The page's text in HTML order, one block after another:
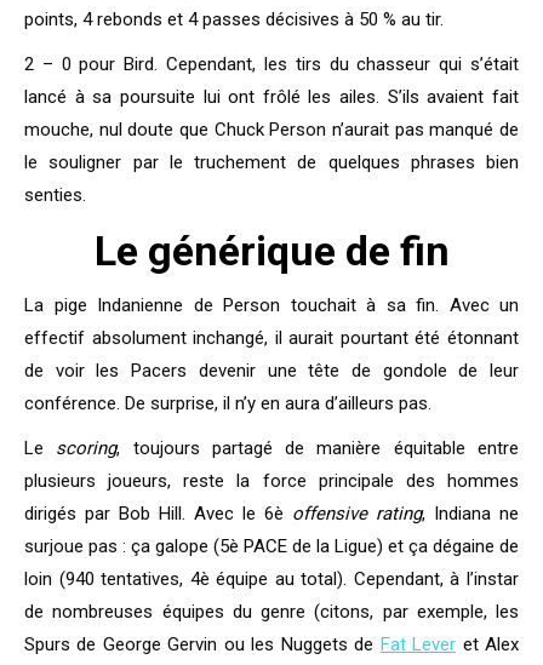
points, 4 rebonds et 4 passes décisives à 50 % au tir.
2 – 0 pour Bird. Cependant, les tirs du chasseur qui s’était
lancé à sa poursuite lui ont frôlé les ailes. S’ils avaient fait
mouche, nul doute que Chuck Person n’aurait pas manqué de
le souligner par le truchement de quelques phrases bien
senties.
Le générique de fin
La pige Indanienne de Person touchait à sa fin. Avec un
effectif absolument inchangé, il aurait pourtant été étonnant
de voir les Pacers devenir une tête de gondole de leur
conférence. De surprise, il n’y en aura d’ailleurs pas.
Le scoring, toujours partagé de manière équitable entre
plusieurs joueurs, reste la force principale des hommes
dirigés par Bob Hill. Avec le 6è offensive rating, Indiana ne
surjoue pas : ça galope (5è PACE de la Ligue) et ça dégaine de
loin (940 tentatives, 4è équipe au total). Cependant, à l’instar
de nombreuses équipes du genre (citons, par exemple, les
Spurs de George Gervin ou les Nuggets de Fat Lever et Alex